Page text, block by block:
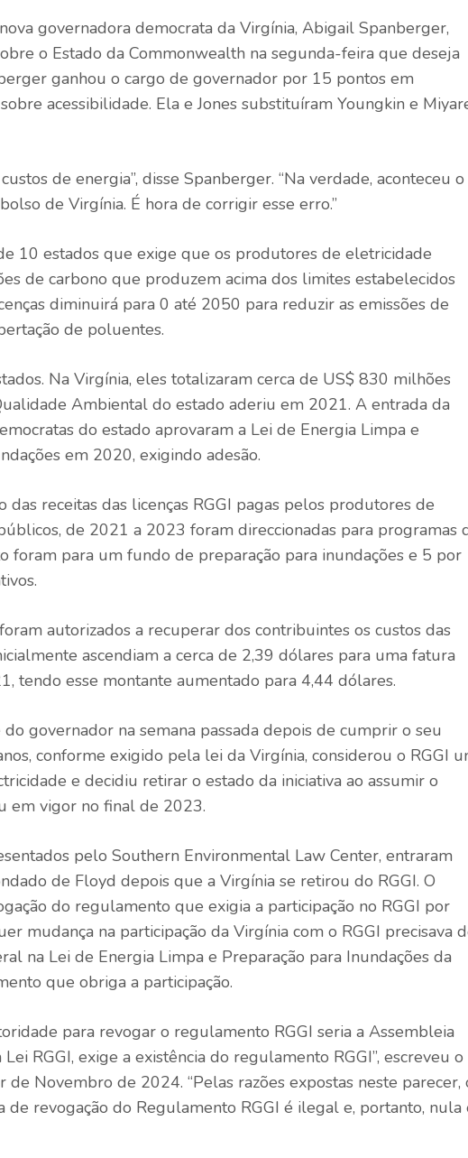
governadora democrata da Virgínia, Abigail Spanberger,
o Estado da Commonwealth na segunda-feira que deseja
ganhou o cargo de governador por 15 pontos em
acessibilidade. Ela e Jones substituíram Youngkin e
de energia”, disse Spanberger. “Na verdade, aconteceu o
de Virgínia. É hora de corrigir esse erro.”
10 estados que exige que os produtores de eletricidade
de carbono que produzem acima dos limites estabelecidos
diminuirá para 0 até 2050 para reduzir as emissões de
de poluentes.
Na Virgínia, eles totalizaram cerca de US$ 830 milhões
Ambiental do estado aderiu em 2021. A entrada da
do estado aprovaram a Lei de Energia Limpa e
em 2020, exigindo adesão.
das receitas das licenças RGGI pagas pelos produtores de
de 2021 a 2023 foram direccionadas para programas
foram para um fundo de preparação para inundações e 5 por
autorizados a recuperar dos contribuintes os custos das
ascendiam a cerca de 2,39 dólares para uma fatura
tendo esse montante aumentado para 4,44 dólares.
governador na semana passada depois de cumprir o seu
conforme exigido pela lei da Virgínia, considerou o RGGI
e decidiu retirar o estado da iniciativa ao assumir o
em vigor no final de 2023.
pelo Southern Environmental Law Center, entraram
de Floyd depois que a Virgínia se retirou do RGGI. O
do regulamento que exigia a participação no RGGI por
mudança na participação da Virgínia com o RGGI precisava
na Lei de Energia Limpa e Preparação para Inundações da
que obriga a participação.
para revogar o regulamento RGGI seria a Assembleia
RGGI, exige a existência do regulamento RGGI”, escreveu o
Novembro de 2024. “Pelas razões expostas neste parecer,
revogação do Regulamento RGGI é ilegal e, portanto, nula